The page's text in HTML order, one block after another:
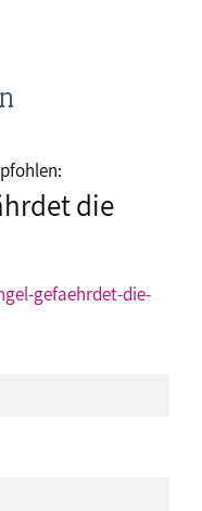
die
gefaehrdet-die-